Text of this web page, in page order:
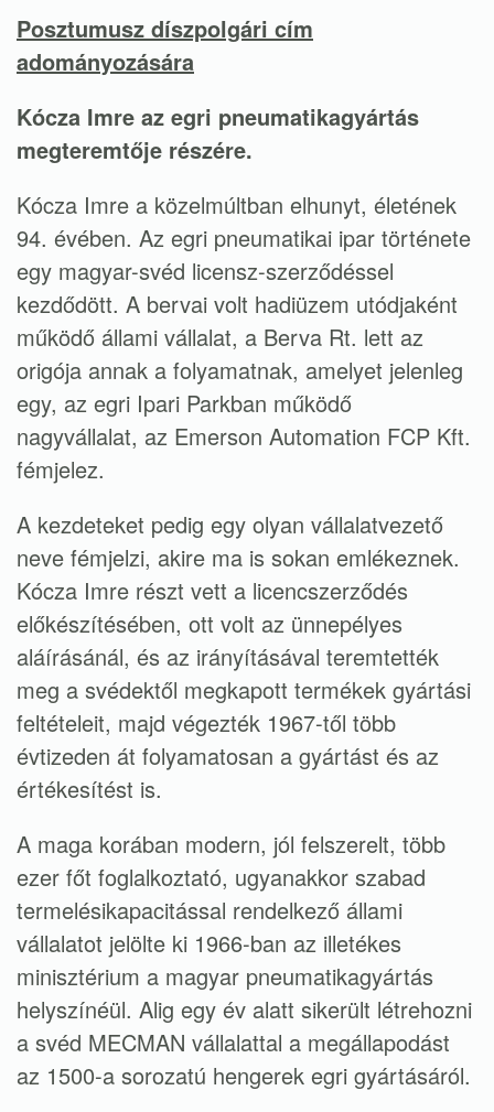
Posztumusz díszpolgári cím
adományozására
Kócza Imre az egri pneumatikagyártás
megteremtője részére.
Kócza Imre a közelmúltban elhunyt, életének
94. évében. Az egri pneumatikai ipar története
egy magyar-svéd licensz-szerződéssel
kezdődött. A bervai volt hadiüzem utódjaként
működő állami vállalat, a Berva Rt. lett az
origója annak a folyamatnak, amelyet jelenleg
egy, az egri Ipari Parkban működő
nagyvállalat, az Emerson Automation FCP Kft.
fémjelez.
A kezdeteket pedig egy olyan vállalatvezető
neve fémjelzi, akire ma is sokan emlékeznek.
Kócza Imre részt vett a licencszerződés
előkészítésében, ott volt az ünnepélyes
aláírásánál, és az irányításával teremtették
meg a svédektől megkapott termékek gyártási
feltételeit, majd végezték 1967-től több
évtizeden át folyamatosan a gyártást és az
értékesítést is.
A maga korában modern, jól felszerelt, több
ezer főt foglalkoztató, ugyanakkor szabad
termelésikapacitással rendelkező állami
vállalatot jelölte ki 1966-ban az illetékes
minisztérium a magyar pneumatikagyártás
helyszínéül. Alig egy év alatt sikerült létrehozni
a svéd MECMAN vállalattal a megállapodást
az 1500-a sorozatú hengerek egri gyártásáról.